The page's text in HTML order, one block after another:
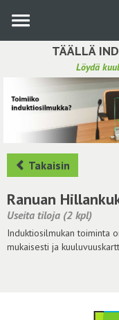
pääsisältöön
TÄÄLLÄ
Löydä
Etsi
Tee ehdotus ja
Hae ehdotuksia
Käyttöohje
Kirjaudu sisään
Takaisin
Ranuan
Useita tiloja (2 kpl)
Induktiosilmukan toiminta
mukaisesti ja